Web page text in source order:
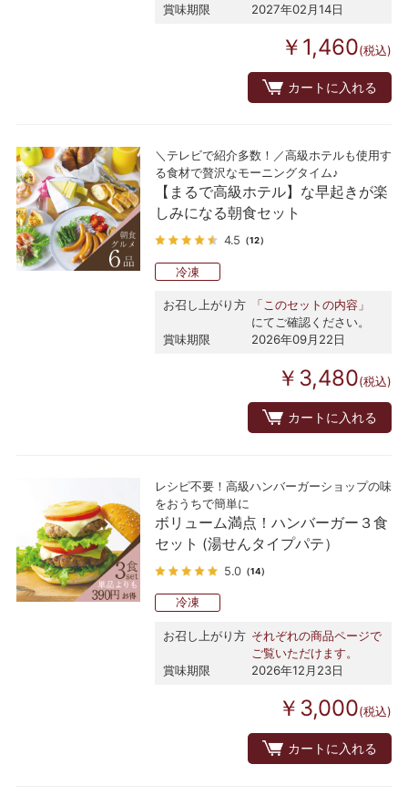
賞味期限
2027年02月14日
￥1,460(税込)
カートに入れる
＼テレビで紹介多数！／高級ホテルも使用す
る食材で贅沢なモーニングタイム♪
【まるで高級ホテル】な早起きが楽
しみになる朝食セット
4.5 （12）
冷凍
お召し上がり方
「このセットの内容」
にてご確認ください。
賞味期限
2026年09月22日
￥3,480(税込)
カートに入れる
レシピ不要！高級ハンバーガーショップの味
をおうちで簡単に
ボリューム満点！ハンバーガー３食
セット (湯せんタイプパテ）
5.0 （14）
冷凍
お召し上がり方 それぞれの商品ページで
ご覧いただけます。
賞味期限
2026年12月23日
￥3,000(税込)
カートに入れる